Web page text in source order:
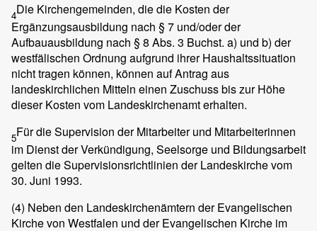
4Die Kirchengemeinden, die die Kosten der
Ergänzungsausbildung nach § 7 und/oder der
Aufbauausbildung nach § 8 Abs. 3 Buchst. a) und b) der
westfälischen Ordnung aufgrund ihrer Haushaltssituation
nicht tragen können, können auf Antrag aus
landeskirchlichen Mitteln einen Zuschuss bis zur Höhe
dieser Kosten vom Landeskirchenamt erhalten.
5Für die Supervision der Mitarbeiter und Mitarbeiterinnen
im Dienst der Verkündigung, Seelsorge und Bildungsarbeit
gelten die Supervisionsrichtlinien der Landeskirche vom
30. Juni 1993.
(4) Neben den Landeskirchenämtern der Evangelischen
Kirche von Westfalen und der Evangelischen Kirche im